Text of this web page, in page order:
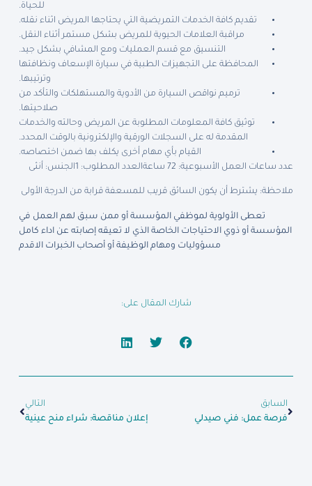
للحياة.
تقديم كافة الخدمات التمريضية التي يحتاجها المريض اثناء نقله.
مراقبة العلامات الحيوية للمريض بشكل مستمر أثناء النقل.
التنسيق مع قسم العمليات ومع المشافي بشكل جيد.
المحافظة على التجهيزات الطبية في سيارة الإسعاف ونظافتها
وترتيبها.
ترميم نواقص السيارة من الأدوية والمستهلكات والتأكد من
صلاحيتها.
توثيق كافة المعلومات المطلوبة عن المريض وحالته والخدمات
المقدمة له على السجلات الورقية والإلكترونية بالوقت المحدد.
القيام بأي مهام أخرى يكلف بها ضمن اختصاصه.
عدد ساعات العمل الأسبوعية: 72 ساعة
العدد المطلوب: 1 الجنس: أنثى
ملاحظة: يشترط أن يكون السائق قريب للمسعفة قرابة من الدرجة الأولى
تعطى الأولوية لموظفي المؤسسة أو ممن سبق لهم العمل في
المؤسسة أو ذوي الاحتياجات الخاصة الذي لا تعيقه إصابته عن اداء كامل
مسؤوليات ومهام الوظيفة أو أصحاب الخبرات الاقدم
شارك المقال على:
السابق
فرصة عمل: فني صيدلي
التالي
إعلان مناقصة: شراء منح عينية